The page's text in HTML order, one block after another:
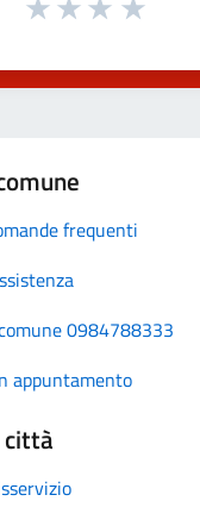
frequenti
0984788333
appuntamento
città